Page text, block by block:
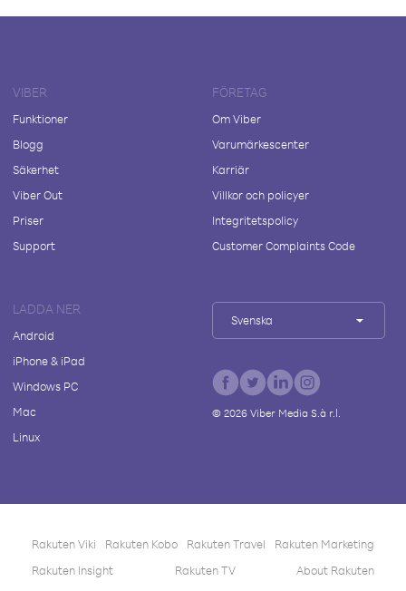
VIBER
Funktioner
Blogg
Säkerhet
Viber Out
Priser
Support
FÖRETAG
Om Viber
Varumärkescenter
Karriär
Villkor och policyer
Integritetspolicy
Customer Complaints Code
LADDA NER
Android
iPhone & iPad
Windows PC
Mac
Linux
Svenska
© 2026Viber Media S.à r.l.
Rakuten Viki Rakuten Kobo Rakuten Travel
Rakuten Marketing
Rakuten Insight
Rakuten TV About Rakuten